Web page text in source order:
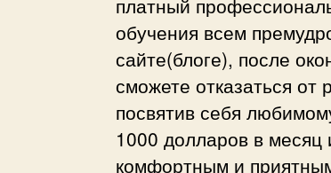
обучения всем
сайте(блоге), после
сможете отказаться
посвятив себя
1000 долларов в
комфортным и